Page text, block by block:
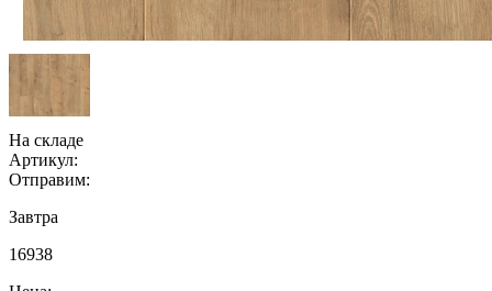
На складе
Артикул:
Отправим:
Завтра
16938